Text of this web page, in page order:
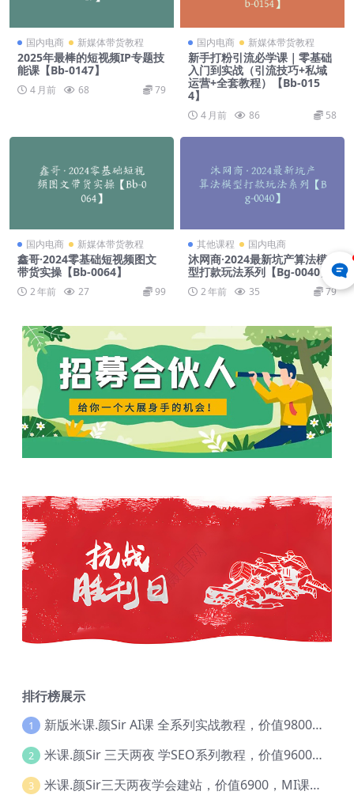
国内电商 新媒体带货教程
2025年最棒的短视频IP专题技
能课【Bb-0147】
4 月前 68 79
国内电商 新媒体带货教程
新手打粉引流必学课｜零基础
入门到实战（引流技巧+私域
运营+全套教程）【Bb-015
4】
4 月前 86 58
国内电商 新媒体带货教程
鑫哥·2024零基础短视频图文
带货实操【Bb-0064】
2 年前 27 99
其他课程 国内电商
沐网商·2024最新坑产算法模
型打款玩法系列【Bg-0040】
2 年前 35 79
排行榜展示
1 新版米课.颜Sir AI课 全系列实战教程，价值9800，跨境首选！【Ag-0052】
2 米课.颜Sir 三天两夜 学SEO系列教程，价值9600元，跨境人都在学 【Ag-0056】
3 米课.颜Sir三天两夜学会建站，价值6900，MI课甄选课程 【Ag-0055】